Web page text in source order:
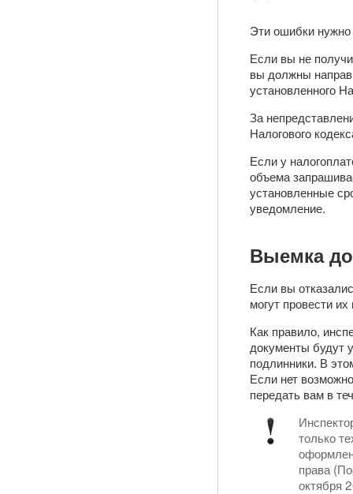
Эти ошибки нужно
Если вы не
вы должны
установленного
За
Налогового
Если у
объема
установленные
уведомление.
Выемка
Если вы
могут провести
Как правило,
документы будут
подлинники. В
Если нет
передать вам в
только
права
октября